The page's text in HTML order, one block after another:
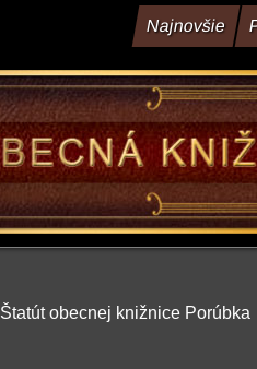
Najnovšie
Štatút obecnej knižnice Porúbka